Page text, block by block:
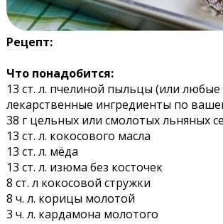
Рецепт:
Что понадобится:
13 ст. л. пчелиной пыльцы (или любые
лекарственные ингредиенты по
38 г цельных или смолотых льняных
13 ст. л. кокосового масла
13 ст. л. мёда
13 ст. л. изюма без косточек
8 ст. л кокосовой стружки
8 ч. л. корицы молотой
3 ч. л. кардамона молотого